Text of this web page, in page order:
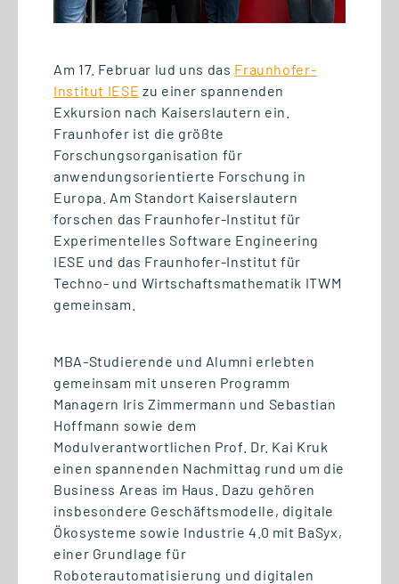
07.07.2026
Semesterabschluss mit
digitalen Praxisprojekten
01.07.2026
Wettbewerbsvorteil Lernen:
Gemeinsam den Mittelstand
stärken
Am 17. Februar lud uns das Fraunhofer-
Institut IESE zu einer spannenden
Exkursion nach Kaiserslautern ein.
Fraunhofer ist die größte
Forschungsorganisation für
anwendungsorientierte Forschung in
Europa. Am Standort Kaiserslautern
forschen das Fraunhofer-Institut für
Experimentelles Software Engineering
IESE und das Fraunhofer-Institut für
Techno- und Wirtschaftsmathematik ITWM
gemeinsam.
MBA-Studierende und Alumni erlebten
gemeinsam mit unseren Programm
Managern Iris Zimmermann und Sebastian
Hoffmann sowie dem
Modulverantwortlichen Prof. Dr. Kai Kruk
einen spannenden Nachmittag rund um die
Business Areas im Haus. Dazu gehören
insbesondere Geschäftsmodelle, digitale
Ökosysteme sowie Industrie 4.0 mit BaSyx,
einer Grundlage für
Roboterautomatisierung und digitalen